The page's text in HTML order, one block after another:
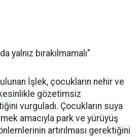
yalnız bırakılmamalı"
İşlek, çocukların nehir ve
gözetimsiz
vurguladı. Çocukların suya
amacıyla park ve yürüyüş
artırılması gerektiğini